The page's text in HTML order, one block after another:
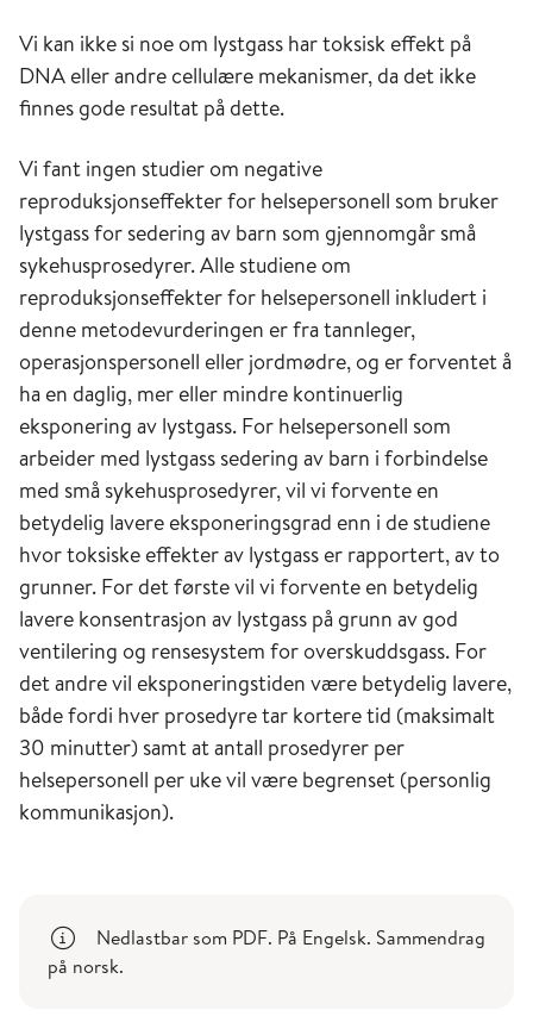
Vi kan ikke si noe om lystgass har toksisk effekt på
DNA eller andre cellulære mekanismer, da det ikke
finnes gode resultat på dette.
Vi fant ingen studier om negative
reproduksjonseffekter for helsepersonell som bruker
lystgass for sedering av barn som gjennomgår små
sykehusprosedyrer. Alle studiene om
reproduksjonseffekter for helsepersonell inkludert i
denne metodevurderingen er fra tannleger,
operasjonspersonell eller jordmødre, og er forventet å
ha en daglig, mer eller mindre kontinuerlig
eksponering av lystgass. For helsepersonell som
arbeider med lystgass sedering av barn i forbindelse
med små sykehusprosedyrer, vil vi forvente en
betydelig lavere eksponeringsgrad enn i de studiene
hvor toksiske effekter av lystgass er rapportert, av to
grunner. For det første vil vi forvente en betydelig
lavere konsentrasjon av lystgass på grunn av god
ventilering og rensesystem for overskuddsgass. For
det andre vil eksponeringstiden være betydelig lavere,
både fordi hver prosedyre tar kortere tid (maksimalt
30 minutter) samt at antall prosedyrer per
helsepersonell per uke vil være begrenset (personlig
kommunikasjon).
Nedlastbar som PDF. På Engelsk. Sammendrag
på norsk.